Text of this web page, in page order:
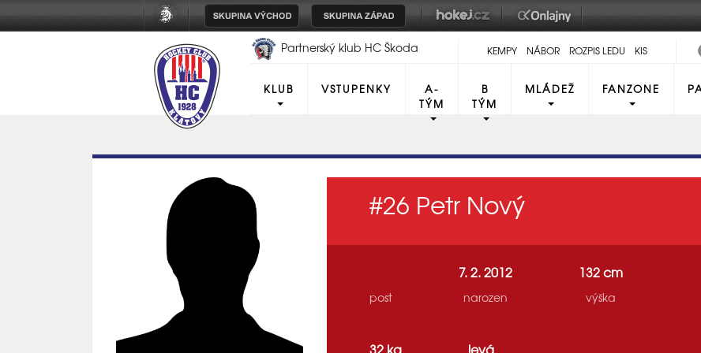
Partnerský klub HC Škoda
KEMPY NÁBOR ROZPIS LEDU KIS
KLUB VSTUPENKY
A-
TÝM
B
TÝM
MLÁDEŽ FANZONE
#26 Petr Nový
post
7. 2. 2012
narozen
132 cm
výška
32 kg levá